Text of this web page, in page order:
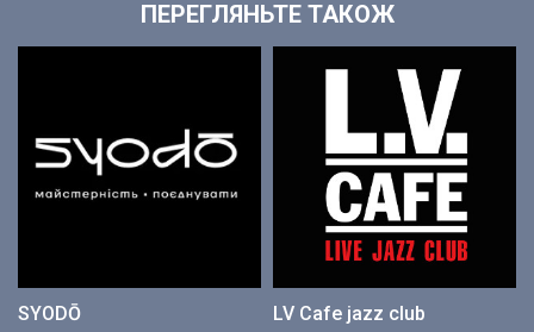
ПЕРЕГЛЯНЬТЕ ТАКОЖ
SYODŌ LV Cafe jazz club